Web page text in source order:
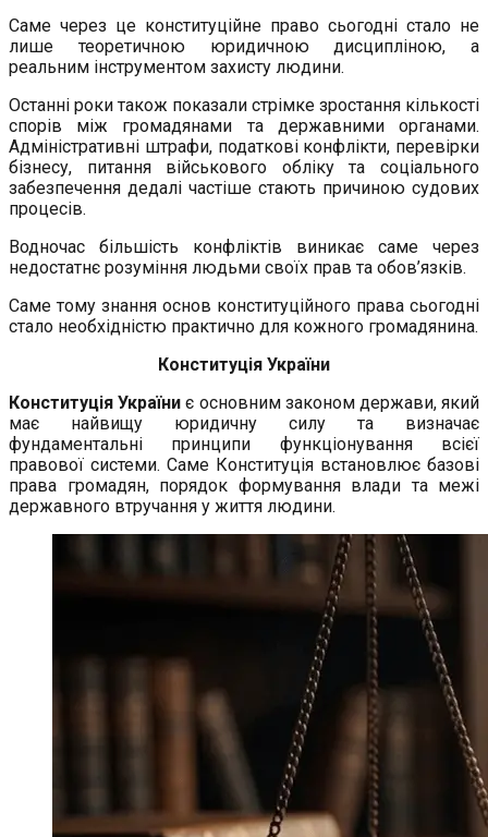
Саме через це конституційне право сьогодні стало не
лише теоретичною юридичною дисципліною, а
реальним інструментом захисту людини.
Останні роки також показали стрімке зростання кількості
спорів між громадянами та державними органами.
Адміністративні штрафи, податкові конфлікти, перевірки
бізнесу, питання військового обліку та соціального
забезпечення дедалі частіше стають причиною судових
процесів.
Водночас більшість конфліктів виникає саме через
недостатнє розуміння людьми своїх прав та обов’язків.
Саме тому знання основ конституційного права сьогодні
стало необхідністю практично для кожного громадянина.
Конституція України
Конституція України є основним законом держави, який
має найвищу юридичну силу та визначає
фундаментальні принципи функціонування всієї
правової системи. Саме Конституція встановлює базові
права громадян, порядок формування влади та межі
державного втручання у життя людини.